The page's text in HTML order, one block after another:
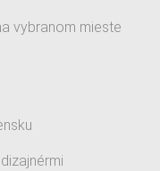
vybranom mieste